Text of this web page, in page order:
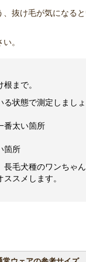
抜け毛が気になる
。
まで。
状態で測定しましょ
番太い箇所
箇所
毛犬種のワンちゃ
スメします。